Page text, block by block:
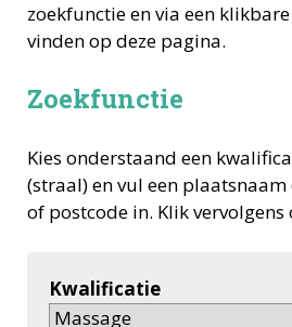
zoekfunctie en via een
vinden op deze pagina.
Zoekfunctie
Kies onderstaand een
(straal) en vul een
of postcode in. Klik vervolgens
Kwalificatie